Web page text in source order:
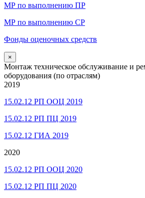
МР по выполнению ПР
МР по выполнению СР
Фонды оценочных средств
×
Монтаж техническое обслуживание и
оборудования (по отраслям)
2019
15.02.12 РП ООЦ 2019
15.02.12 РП ПЦ 2019
15.02.12 ГИА 2019
2020
15.02.12 РП ООЦ 2020
15.02.12 РП ПЦ 2020